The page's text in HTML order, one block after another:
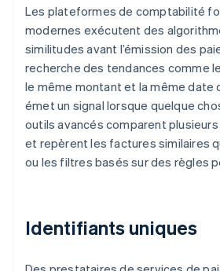
Les plateformes de comptabilité
modernes exécutent des
similitudes avant l’émission des
recherche des tendances comme
le même montant et la même date
émet un signal lorsque quelque
outils avancés comparent
et repèrent les factures similaires
ou les filtres basés sur des règles
Identifiants uniques